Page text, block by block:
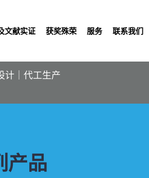
文献实证 获奖殊荣 服务 联系我们
计｜代工生产
产品